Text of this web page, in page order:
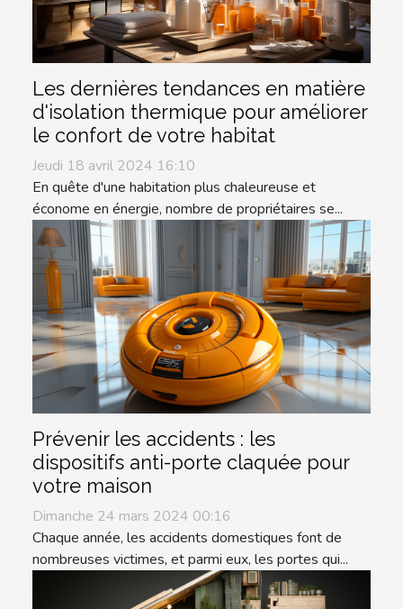
Les dernières tendances en matière
d'isolation thermique pour améliorer
le confort de votre habitat
Jeudi 18 avril 2024 16:10
En quête d'une habitation plus chaleureuse et
économe en énergie, nombre de propriétaires se...
Prévenir les accidents : les
dispositifs anti-porte claquée pour
votre maison
Dimanche 24 mars 2024 00:16
Chaque année, les accidents domestiques font de
nombreuses victimes, et parmi eux, les portes qui...